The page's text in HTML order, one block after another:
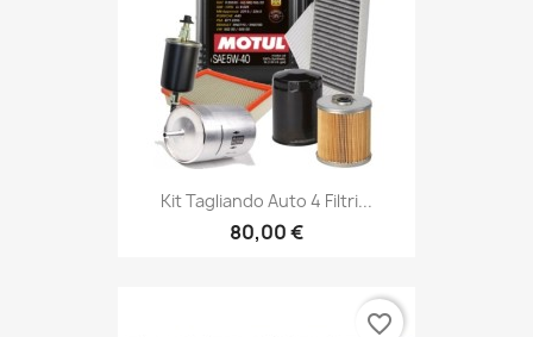
Kit Tagliando Auto 4 Filtri...
80,00 €
favorite_border